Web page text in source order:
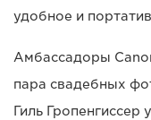
удобное и
Амбассадоры
пара свадебных
Гиль